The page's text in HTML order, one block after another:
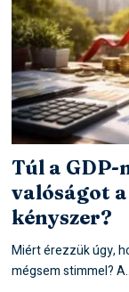
Túl a
valóságot
kényszer?
Miért érezzük úgy,
mégsem stimmel?